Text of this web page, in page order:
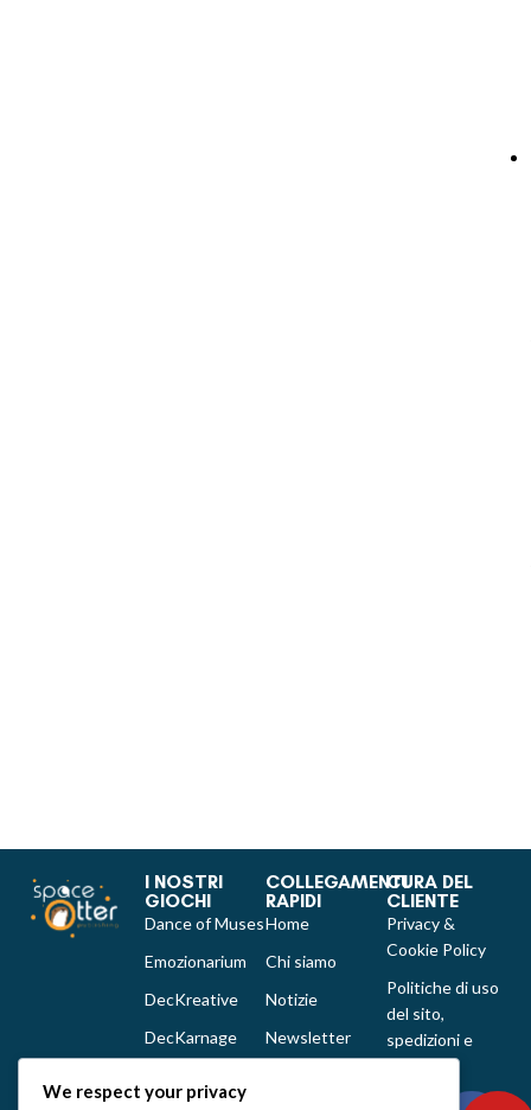
I NOSTRI
GIOCHI
Dance of Muses
Emozionarium
DecKreative
DecKarnage
COLLEGAMENTI
RAPIDI
Home
Chi siamo
Notizie
Newsletter
CURA DEL
CLIENTE
Privacy &
Cookie Policy
Politiche di uso
del sito,
spedizioni e
reclami
We respect your privacy